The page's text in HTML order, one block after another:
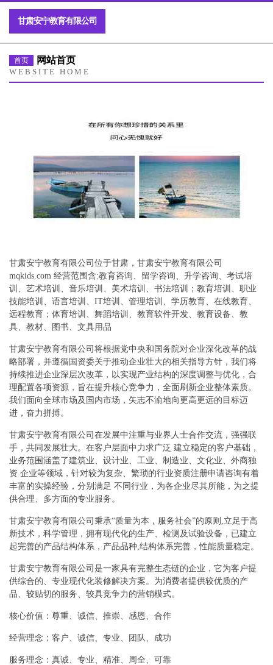
甘肃安宁教育有限公司
首页 网站首页
WEBSITE HOME
甘肃安宁教育有限公司位于甘肃，甘肃安宁教育有限公司
mqkids.com 经营范围含:教育咨询、留学咨询、升学咨询、考试培
训、艺术培训、音乐培训、美术培训、书法培训；教育培训、职业
技能培训、语言培训、IT培训、管理培训、学历教育、在线教育、
远程教育；体育培训、舞蹈培训、教育软件开发、教育设备、教
具、教材、图书、文具用品
甘肃安宁教育有限公司将根据党中央和国务院对企业深化改革的战
略部署，并遵循国资委关于推动企业壮大的相关指导方针，我们将
持续推进企业深层次改革，以实现产业结构的深度调整与优化，合
理配置各项资源，旨在提升核心竞争力，全面刷新企业整体素质。
我们面向全球市场及国内市场，矢志不渝地向更高更远的目标迈
进，奋力拼搏。
甘肃安宁教育有限公司在发展中注重与业界人士合作交流，强强联
手，共同发展壮大。在客户层面中力求广泛 建立稳定的客户基础，
业务范围涵盖了建筑业、设计业、工业、制造业、文化业、外商独
资 企业等领域，针对较为复杂、繁琐的行业资质注册申请咨询有着
丰富的实操经验，分别满足 不同行业，为各企业尽其所能，为之提
供合理、多方面的专业服务。
甘肃安宁教育有限公司秉承“质量为本，服务社会”的原则,立足于高
新技术，科学管理，拥有现代化的生产、检测及试验设备，已建立
起完善的产品结构体系，产品品种,结构体系完善，性能质量稳定。
甘肃安宁教育有限公司是一家具有完整生态链的企业，它为客户提
供综合的、专业现代化装修解决方案。为消费者提供较优质的产
品、较贴切的服务、较具竞争力的营销模式。
核心价值：尊重、诚信、推崇、感恩、合作
经营理念：客户、诚信、专业、团队、成功
服务理念：真诚、专业、精准、周全、可靠